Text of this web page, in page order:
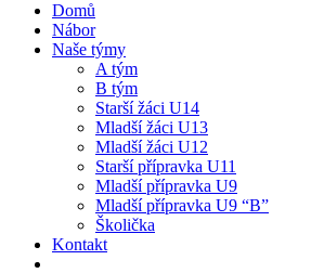
Domů
Nábor
Naše týmy
A tým
B tým
Starší žáci U14
Mladší žáci U13
Mladší žáci U12
Starší přípravka U11
Mladší přípravka U9
Mladší přípravka U9 “B”
Školička
Kontakt